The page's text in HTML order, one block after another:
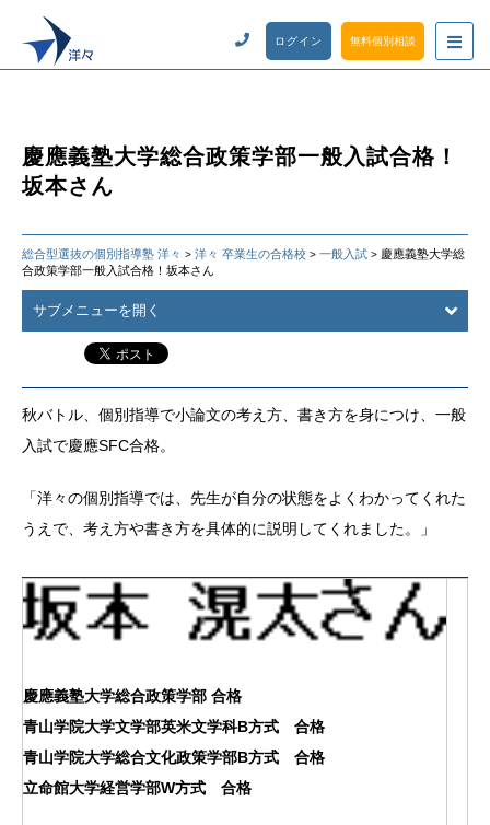
ログイン 無料個別相談
慶應義塾大学総合政策学部一般入試合格！
坂本さん
総合型選抜の個別指導塾 洋々 > 洋々 卒業生の合格校 > 一般入試 > 慶應義塾大学総
合政策学部一般入試合格！坂本さん
サブメニューを開く
秋バトル、個別指導で小論文の考え方、書き方を身につけ、一般
入試で慶應SFC合格。
「洋々の個別指導では、先生が自分の状態をよくわかってくれた
うえで、考え方や書き方を具体的に説明してくれました。」
慶應義塾大学総合政策学部 合格
青山学院大学文学部英米文学科B方式 合格
青山学院大学総合文化政策学部B方式 合格
立命館大学経営学部W方式 合格